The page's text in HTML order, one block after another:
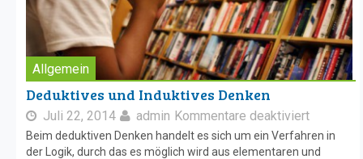
Allgemein
Deduktives und Induktives Denken
Juli 22, 2014 admin Kommentare deaktiviert
Beim deduktiven Denken handelt es sich um ein Verfahren in
der Logik, durch das es möglich wird aus elementaren und